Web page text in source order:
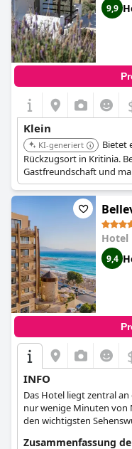
9,9
Klein
KI-generiert
Bietet
Rückzugsort in Kritinia.
Gastfreundschaft und
gemütliches und
Hotel
9,4
INFO
Das Hotel liegt zentral
nur wenige Minuten von
den wichtigsten
Zusammenfassung